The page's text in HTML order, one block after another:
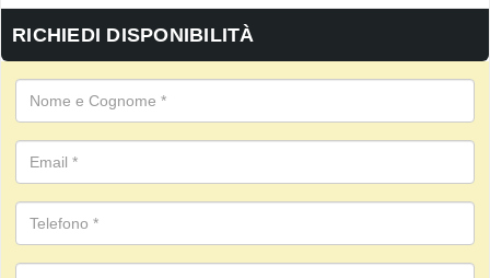
RICHIEDI DISPONIBILITÀ